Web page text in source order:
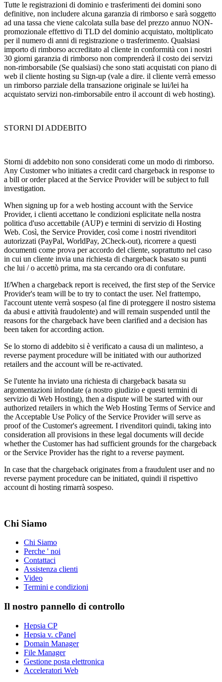
Tutte le registrazioni di dominio e trasferimenti dei domini sono
definitive, non includere alcuna garanzia di rimborso e sarà soggetto
ad una tassa che viene calcolata sulla base del prezzo annuo NON-
promozionale effettivo di TLD del dominio acquistato, moltiplicato
per il numero di anni di registrazione o trasferimento. Qualsiasi
importo di rimborso accreditato al cliente in conformità con i nostri
30 giorni garanzia di rimborso non comprenderà il costo dei servizi
non-rimborsabile (Se qualsiasi) che sono stati acquistati con piano di
web il cliente hosting su Sign-up (vale a dire. il cliente verrà emesso
un rimborso parziale della transazione originale se lui/lei ha
acquistato servizi non-rimborsabile entro il account di web hosting).
STORNI DI ADDEBITO
Storni di addebito non sono considerati come un modo di rimborso.
Any Customer who initiates a credit card chargeback in response to
a bill or order placed at the Service Provider will be subject to full
investigation.
When signing up for a web hosting account with the Service
Provider, i clienti accettano le condizioni esplicitate nella nostra
politica d'uso accettabile (AUP) e termini di servizio di Hosting
Web. Così, the Service Provider, così come i nostri rivenditori
autorizzati (PayPal, WorldPay, 2Check-out), ricorrere a questi
documenti come prova per accordo del cliente, soprattutto nel caso
in cui un cliente invia una richiesta di chargeback basato su punti
che lui / o accettò prima, ma sta cercando ora di confutare.
If/When a chargeback report is received, the first step of the Service
Provider's team will be to try to contact the user. Nel frattempo,
l'account utente verrà sospeso (al fine di proteggere il nostro sistema
da abusi e attività fraudolente) and will remain suspended until the
reasons for the chargeback have been clarified and a decision has
been taken for according action.
Se lo storno di addebito si è verificato a causa di un malinteso, a
reverse payment procedure will be initiated with our authorized
retailers and the account will be re-activated.
Se l'utente ha inviato una richiesta di chargeback basata su
argomentazioni infondate (a nostro giudizio e questi termini di
servizio di Web Hosting), then a dispute will be started with our
authorized retailers in which the Web Hosting Terms of Service and
the Acceptable Use Policy of the Service Provider will serve as
proof of the Customer's agreement. I rivenditori quindi, taking into
consideration all provisions in these legal documents will decide
whether the Customer has had sufficient grounds for the chargeback
or the Service Provider has the right to a reverse payment.
In case that the chargeback originates from a fraudulent user and no
reverse payment procedure can be initiated, quindi il rispettivo
account di hosting rimarrà sospeso.
Chi Siamo
Chi Siamo
Perche ' noi
Contattaci
Assistenza clienti
Video
Termini e condizioni
Il nostro pannello di controllo
Hepsia CP
Hepsia v. cPanel
Domain Manager
File Manager
Gestione posta elettronica
Acceleratori Web